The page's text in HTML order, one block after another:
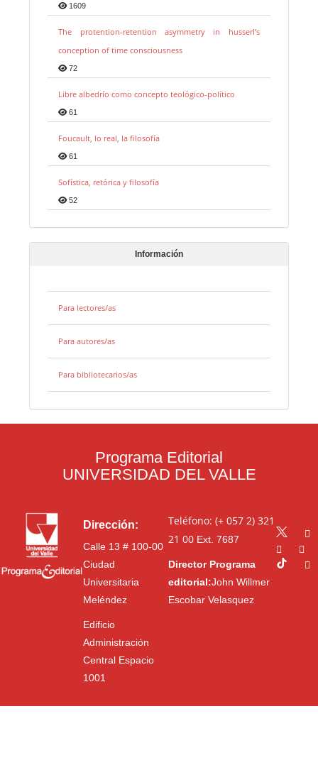
1609
The protention-retention asymmetry in husserl’s
conception of time consciousness
72
Libre albedrío como concepto teológico-político
61
Foucault, lo real, la filosofía
61
Sofística, retórica y filosofía
52
Información
Para lectores/as
Para autores/as
Para bibliotecarios/as
Programa Editorial
UNIVERSIDAD DEL VALLE
Dirección:
Calle 13 # 100-00
Ciudad
Universitaria
Meléndez
Edificio
Administración
Central Espacio
1001
Teléfono: (+ 057 2) 321
21 00Ext. 7687
Director Programa
editorial:John Willmer
Escobar Velasquez